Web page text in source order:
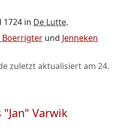
1724 in De Lutte.
Boerrigter und Jenneken
zuletzt aktualisiert am 24.
"Jan" Varwik